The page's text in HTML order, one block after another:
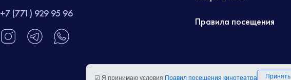
+7 (771) 929 95 96
Правила посещения
☑ Я принимаю условия Правил посещения кинотеатра Принять